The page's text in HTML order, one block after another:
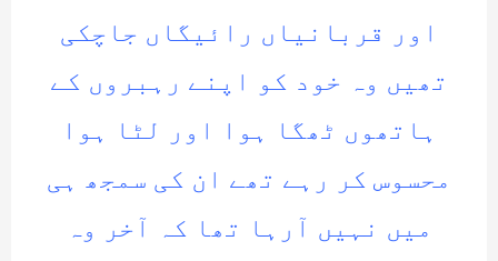
اور قربانیاں رائیگاں جاچکی
تھیں وہ خود کو اپنے رہبروں کے
ہاتھوں ٹھگا ہوا اور لٹا ہوا
محسوس کر رہے تھے ان کی سمجھ ہی
میں نہیں آرہا تھا کہ آخر وہ